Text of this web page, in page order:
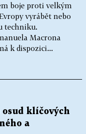
boje proti velkým
vyrábět nebo
techniku.
Macrona
k dispozici...
klíčových
a